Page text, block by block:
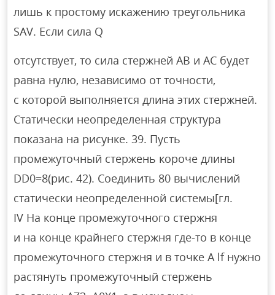
лишь к простому искажению треугольника
SAV. Если сила Q
отсутствует, то сила стержней AB и AC будет
равна нулю, независимо от точности,
с которой выполняется длина этих стержней.
Статически неопределенная структура
показана на рисунке. 39. Пусть
промежуточный стержень короче длины
DD0=8(рис. 42). Соединить 80 вычислений
статически неопределенной системы[гл.
IV На конце промежуточного стержня
и на конце крайнего стержня где-то в конце
промежуточного стержня и в точке A lf нужно
растянуть промежуточный стержень